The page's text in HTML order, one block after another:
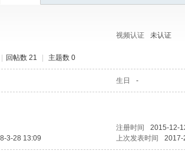
视频认证 未认证
回帖数 21 主题数 0
生日 -
注册时间
2015-12-
3-28 13:09 上次发表时间 2017-